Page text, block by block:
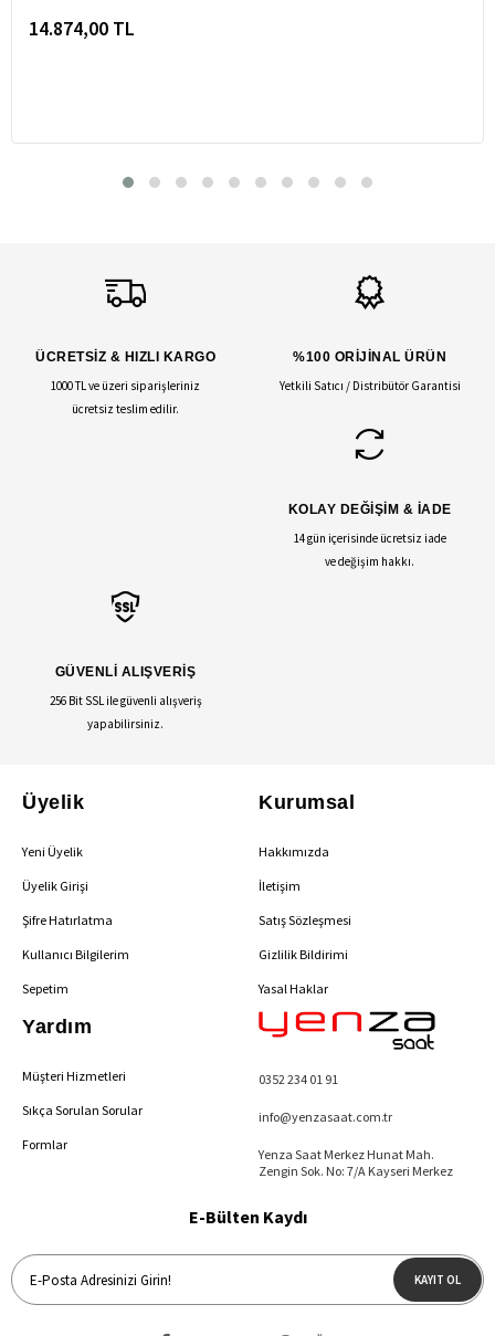
14.874,00 TL
ÜCRETSİZ & HIZLI KARGO
1000 TL ve üzeri siparişleriniz
ücretsiz teslim edilir.
%100 ORİJİNAL ÜRÜN
Yetkili Satıcı / Distribütör Garantisi
KOLAY DEĞİŞİM & İADE
14 gün içerisinde ücretsiz iade
ve değişim hakkı.
GÜVENLİ ALIŞVERİŞ
256 Bit SSL ile güvenli alışveriş
yapabilirsiniz.
Üyelik
Yeni Üyelik
Üyelik Girişi
Şifre Hatırlatma
Kullanıcı Bilgilerim
Sepetim
Kurumsal
Hakkımızda
İletişim
Satış Sözleşmesi
Gizlilik Bildirimi
Yasal Haklar
Yardım
Müşteri Hizmetleri
Sıkça Sorulan Sorular
Formlar
0352 234 01 91
info@yenzasaat.com.tr
Yenza Saat Merkez Hunat Mah.
Zengin Sok. No: 7/A Kayseri Merkez
E-Bülten Kaydı
KAYIT OL